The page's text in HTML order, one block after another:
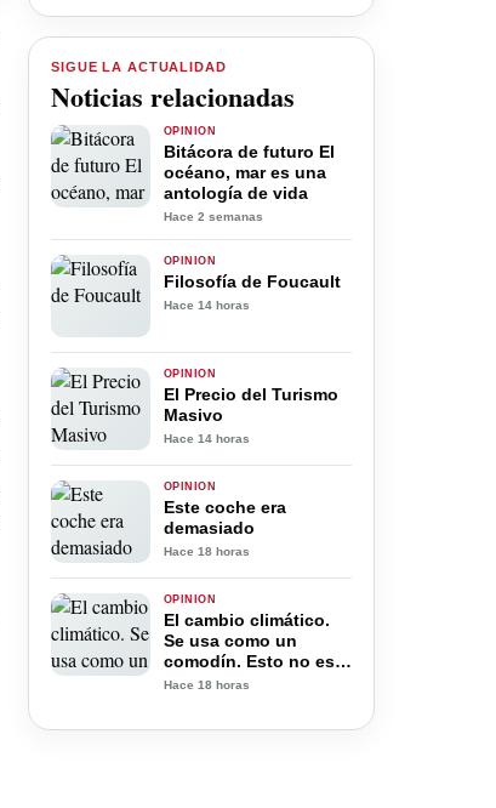
SIGUE LA ACTUALIDAD
Noticias relacionadas
OPINIÓN
Bitácora de futuro El
océano, mar es una
antología de vida
Hace 2 semanas
OPINIÓN
Filosofía de Foucault
Hace 14 horas
OPINIÓN
El Precio del Turismo
Masivo
Hace 14 horas
OPINIÓN
Este coche era
demasiado
Hace 18 horas
OPINIÓN
El cambio climático.
Se usa como un
comodín. Esto no es
negacionismo.
Hace 18 horas